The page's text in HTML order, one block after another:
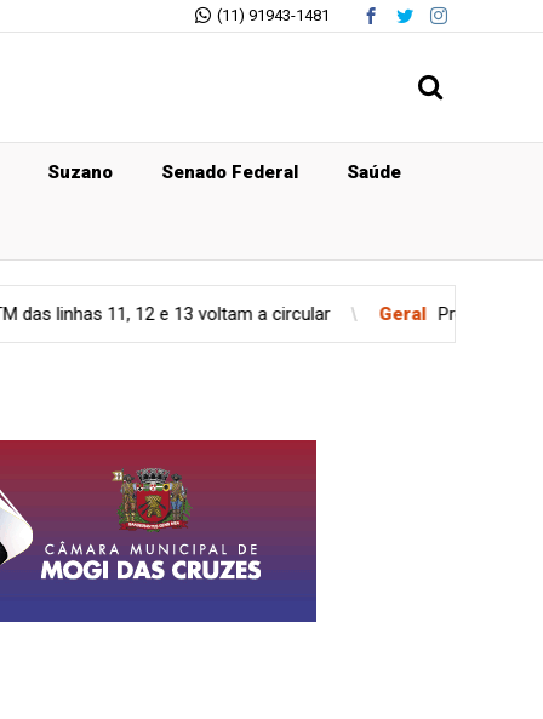
(11) 91943-1481
Suzano Senado Federal Saúde
e 13 voltam a circular Geral Previsão do tempo para